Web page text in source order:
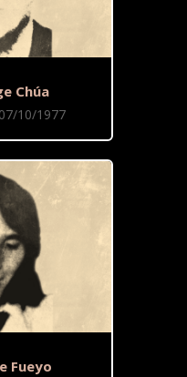
Chúa
10/1977
Fueyo